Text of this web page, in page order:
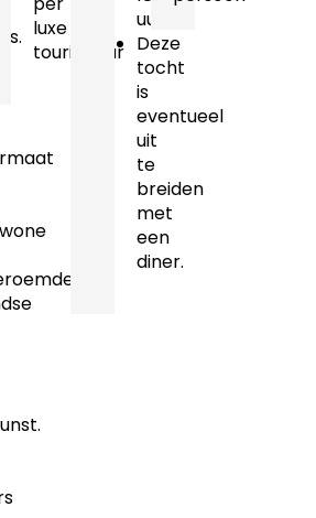
luxe
touringcar
uur
Deze
tocht
is
eventueel
uit
te
breiden
met
een
diner.